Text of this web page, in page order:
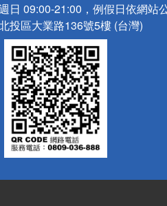
日 09:00-21:00，例假日依網站
投區大業路136號5樓 (台灣)